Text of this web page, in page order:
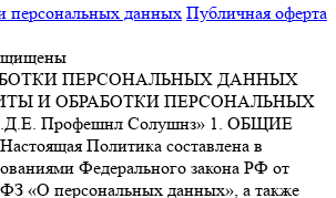
персональных данных Публичная оферта
ПЕРСОНАЛЬНЫХ ДАННЫХ
И ОБРАБОТКИ ПЕРСОНАЛЬНЫХ
Профешнл Солушнз» 1. ОБЩИЕ
Политика составлена в
Федерального закона РФ от
«О персональных данных», а также